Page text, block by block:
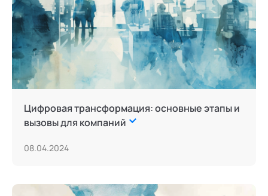
Цифровая трансформация: основные этапы и
вызовы для компаний
08.04.2024